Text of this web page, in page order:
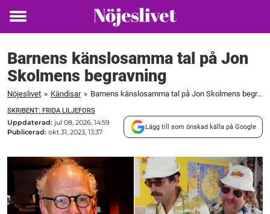
Toggle
Barnens känslosamma tal på Jon
Skolmens begravning
Nöjeslivet » Kändisar » Barnens känslosamma tal på Jon Skolmens begravning
SKRIBENT: FRIDA LILJEFORS
Uppdaterad: jul 08, 2026, 14:59
Publicerad: okt 31, 2023, 13:37
Lägg till som önskad källa på Google